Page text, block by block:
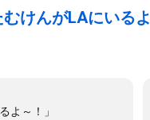
けんがLAにいるよ
よ～！」